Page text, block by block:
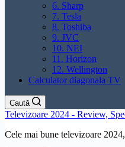
6. Sharp
7. Tesla
8. Toshiba
9. JVC
10. NEI
11. Horizon
12. Wellington
Calculator diagonala TV
Caută
Televizoare 2024 - Review,
Cele mai bune televizoare